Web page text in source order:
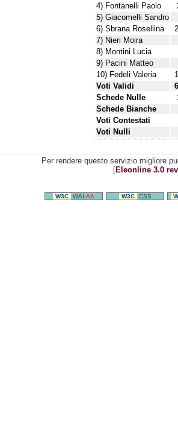
4) Fontanelli Paolo
5) Giacomelli Sandro
6) Sbrana Rosellina
7) Nieri Moira
8) Montini Lucia
9) Pacini Matteo
10) Fedeli Valeria
Voti Validi
Schede Nulle
Schede Bianche
Voti Contestati
Voti Nulli
Per rendere questo servizio migliore
[Eleonline 3.0
W3C WAI-AA W3C CSS